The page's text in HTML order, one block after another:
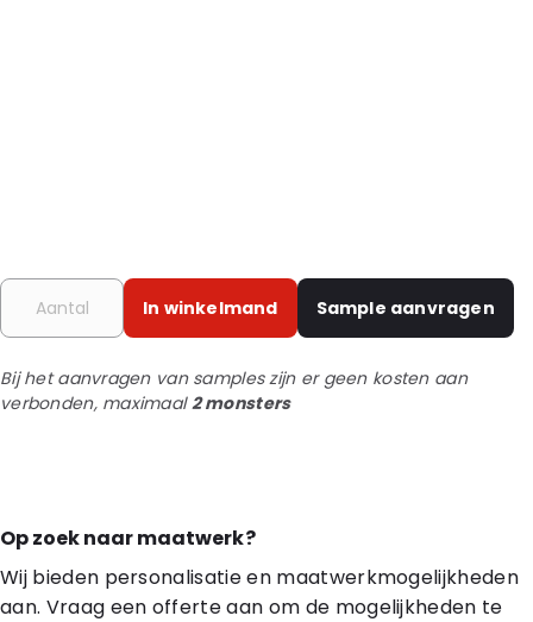
In winkelmand Sample aanvragen
Bij het aanvragen van samples zijn er geen kosten aan
verbonden, maximaal2 monsters
Op zoek naar maatwerk?
Wij bieden personalisatie en maatwerkmogelijkheden
aan. Vraag een offerte aan om de mogelijkheden te